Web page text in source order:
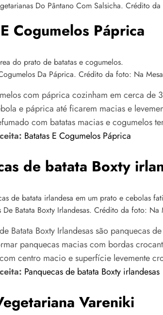
Do Pântano Com Salsicha. Crédito
Cogumelos Páprica
Da Páprica. Crédito da foto: Na
com páprica cozinham em cerca
e páprica até ficarem macias e
com batatas macias e cogumelos
Batatas E Cogumelos Páprica
de batata Boxty
De Batata Boxty Irlandesas. Crédito da foto: Na
Batata Boxty Irlandesas são panquecas
panquecas macias com bordas
centro macio e superfície levemente
Panquecas de batata Boxty irlandesas
Vareniki